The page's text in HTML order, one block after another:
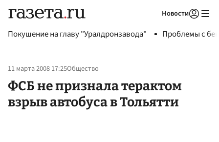
Новости
Покушение на главу "Уралдронзавода" Проблемы с
11 марта 2008 17:25Общество
ФСБ не признала терактом
взрыв автобуса в Тольятти